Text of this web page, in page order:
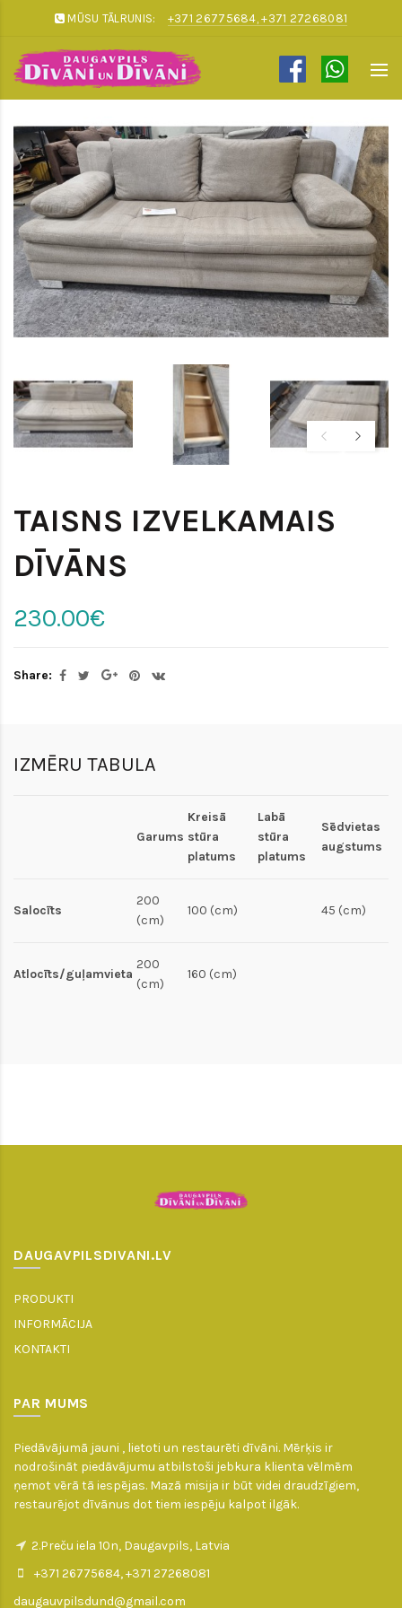
MŪSU TĀLRUNIS: +371 26775684, +371 27268081
TAISNS IZVELKAMAIS
DĪVĀNS
230.00€
Share:
IZMĒRU TABULA
Garums
Kreisā
stūra
platums
Labā
stūra
platums
Sēdvietas
augstums
Salocīts
200
(cm)
100 (cm) 45 (cm)
Atlocīts/guļamvieta
200
(cm)
160 (cm)
DAUGAVPILSDIVANI.LV
PRODUKTI
INFORMĀCIJA
KONTAKTI
PAR MUMS
Piedāvājumā jauni , lietoti un restaurēti dīvāni. Mērķis ir
nodrošināt piedāvājumu atbilstoši jebkura klienta vēlmēm
ņemot vērā tā iespējas. Mazā misija ir būt videi draudzīgiem,
restaurējot dīvānus dot tiem iespēju kalpot ilgāk.
2.Preču iela 10n, Daugavpils, Latvia
+371 26775684, +371 27268081
daugauvpilsdund@gmail.com